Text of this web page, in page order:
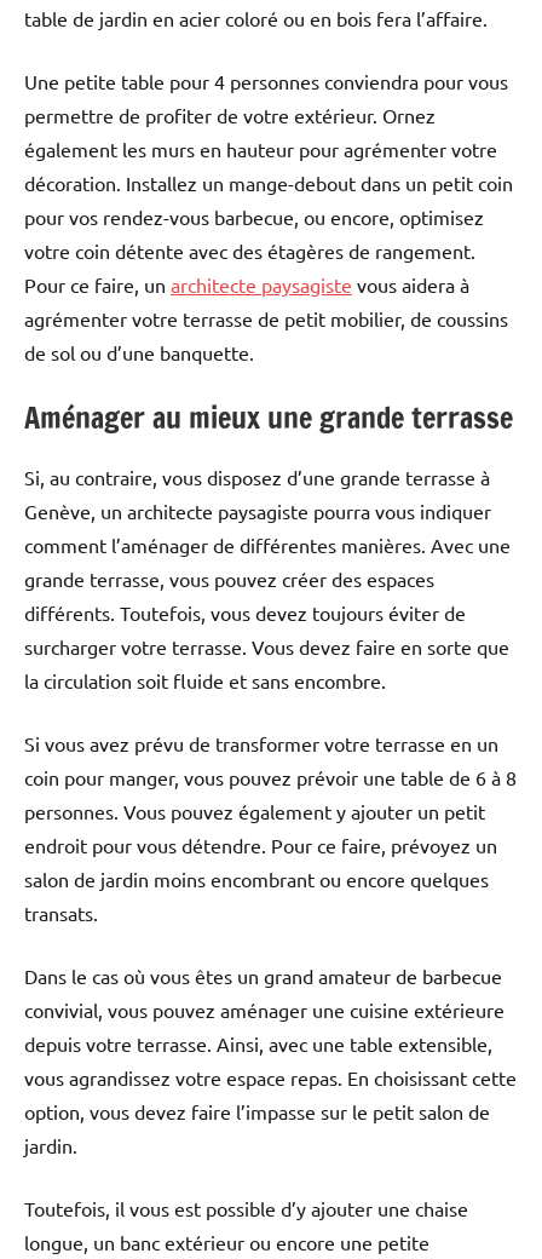
table de jardin en acier coloré ou en bois fera l’affaire.
Une petite table pour 4 personnes conviendra pour vous
permettre de profiter de votre extérieur. Ornez
également les murs en hauteur pour agrémenter votre
décoration. Installez un mange-debout dans un petit coin
pour vos rendez-vous barbecue, ou encore, optimisez
votre coin détente avec des étagères de rangement.
Pour ce faire, un architecte paysagiste vous aidera à
agrémenter votre terrasse de petit mobilier, de coussins
de sol ou d’une banquette.
Aménager au mieux une grande terrasse
Si, au contraire, vous disposez d’une grande terrasse à
Genève, un architecte paysagiste pourra vous indiquer
comment l’aménager de différentes manières. Avec une
grande terrasse, vous pouvez créer des espaces
différents. Toutefois, vous devez toujours éviter de
surcharger votre terrasse. Vous devez faire en sorte que
la circulation soit fluide et sans encombre.
Si vous avez prévu de transformer votre terrasse en un
coin pour manger, vous pouvez prévoir une table de 6 à 8
personnes. Vous pouvez également y ajouter un petit
endroit pour vous détendre. Pour ce faire, prévoyez un
salon de jardin moins encombrant ou encore quelques
transats.
Dans le cas où vous êtes un grand amateur de barbecue
convivial, vous pouvez aménager une cuisine extérieure
depuis votre terrasse. Ainsi, avec une table extensible,
vous agrandissez votre espace repas. En choisissant cette
option, vous devez faire l’impasse sur le petit salon de
jardin.
Toutefois, il vous est possible d’y ajouter une chaise
longue, un banc extérieur ou encore une petite